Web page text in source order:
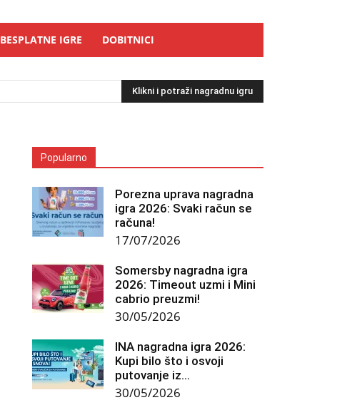
BESPLATNE IGRE DOBITNICI
Klikni i potraži nagradnu igru
Popularno
Porezna uprava nagradna
igra 2026: Svaki račun se
računa!
17/07/2026
Somersby nagradna igra
2026: Timeout uzmi i Mini
cabrio preuzmi!
30/05/2026
INA nagradna igra 2026:
Kupi bilo što i osvoji
putovanje iz...
30/05/2026